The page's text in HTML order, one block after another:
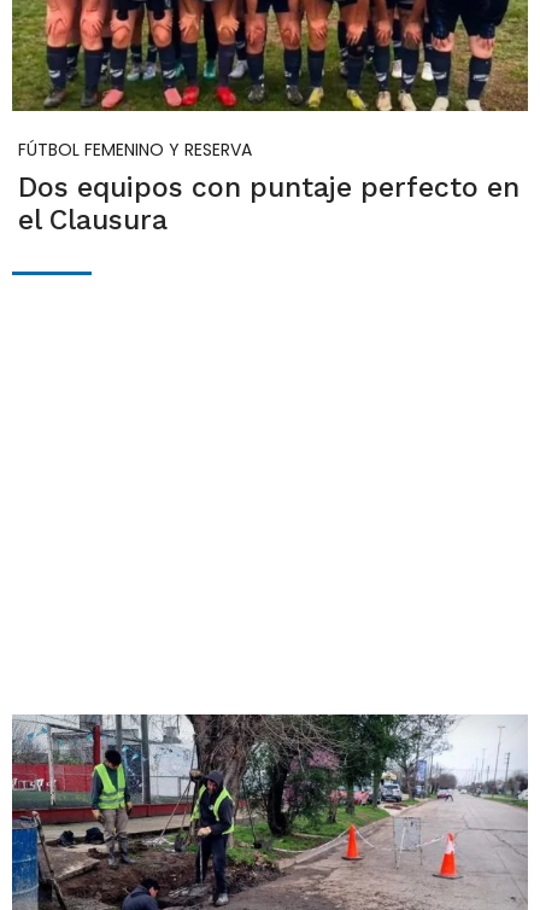
FÚTBOL FEMENINO Y RESERVA
Dos equipos con puntaje perfecto en
el Clausura